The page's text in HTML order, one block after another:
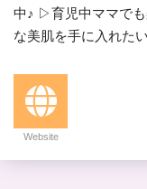
中♪ ▷育児中ママで
な美肌を手に入れた
Website